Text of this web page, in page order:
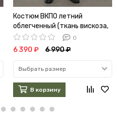
Костюм ВКПО летний
облегченный (ткань вискоза,
зеленая цифра) (А)0
6 390 ₽ 6 990 ₽
Выбрать размер
В корзину